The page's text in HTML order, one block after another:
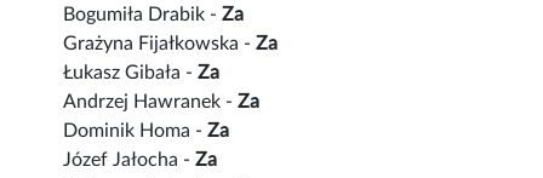
Bogumiła Drabik -Za
Grażyna Fijałkowska -Za
Łukasz Gibała -Za
Andrzej Hawranek -Za
Dominik Homa -Za
Józef Jałocha -Za